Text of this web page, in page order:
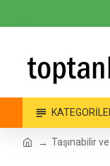
Taşınabilir